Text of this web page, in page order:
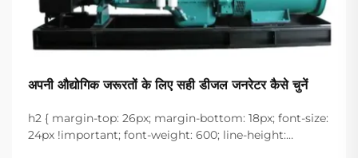
अपनी औद्योगिक जरूरतों के लिए सही डीजल जनरेटर कैसे चुनें
h2 { margin-top: 26px; margin-bottom: 18px; font-size:
24px !important; font-weight: 600; line-height: